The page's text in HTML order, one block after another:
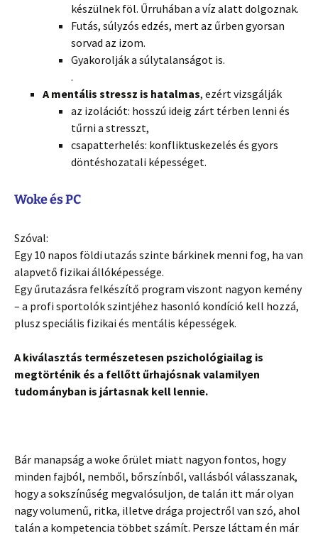
készülnek föl. Űrruhában a víz alatt dolgoznak.
Futás, súlyzós edzés, mert az űrben gyorsan
sorvad az izom.
Gyakorolják a súlytalanságot is.
.
A mentális stressz is hatalmas, ezért vizsgálják
az izolációt: hosszú ideig zárt térben lenni és
tűrni a stresszt,
csapatterhelés: konfliktuskezelés és gyors
döntéshozatali képességet.
Woke és PC
Szóval:
Egy 10 napos földi utazás szinte bárkinek menni fog, ha van
alapvető fizikai állóképessége.
Egy űrutazásra felkészítő program viszont nagyon kemény
– a profi sportolók szintjéhez hasonló kondíció kell hozzá,
plusz speciális fizikai és mentális képességek.
A kiválasztás természetesen pszichológiailag is
megtörténik és a fellőtt űrhajósnak valamilyen
tudományban is jártasnak kell lennie.
Bár manapság a woke őrület miatt nagyon fontos, hogy
minden fajból, nemből, bőrszínből, vallásból válasszanak,
hogy a sokszínűség megvalósuljon, de talán itt már olyan
nagy volumenű, ritka, illetve drága projectről van szó, ahol
talán a kompetencia többet számít. Persze láttam én már